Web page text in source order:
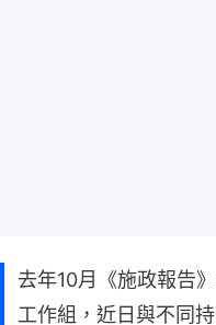
去年10月《施政報告
工作組，近日與不同